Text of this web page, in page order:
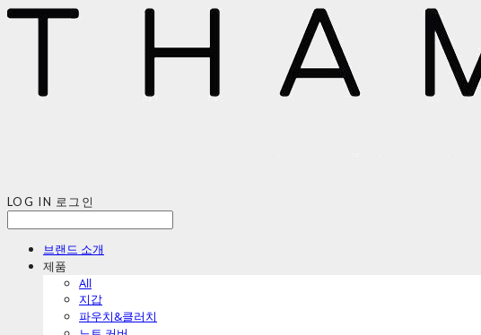
LOG IN 로그인
브랜드 소개
제품
All
지갑
파우치&클러치